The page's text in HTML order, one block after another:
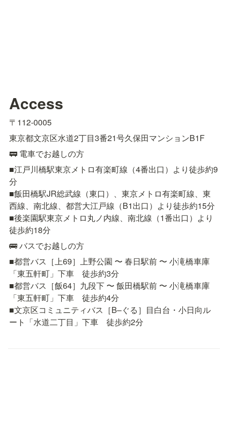
Access
〒112-0005
東京都文京区水道2丁目3番21号久保田マンションB1F
🚃 電車でお越しの方
■江戸川橋駅東京メトロ有楽町線（4番出口）より徒歩約9
分
■飯田橋駅JR総武線（東口）、東京メトロ有楽町線、東
西線、南北線、都営大江戸線（B1出口）より徒歩約15分
■後楽園駅東京メトロ丸ノ内線、南北線（1番出口）より
徒歩約18分
🚌 バスでお越しの方
■都営バス［上69］上野公園 〜 春日駅前 〜 小滝橋車庫
「東五軒町」下車　徒歩約3分
■都営バス［飯64］九段下 〜 飯田橋駅前 〜 小滝橋車庫
「東五軒町」下車　徒歩約4分
■文京区コミュニティバス［B–ぐる］目白台・小日向ル
ート「水道二丁目」下車　徒歩約2分